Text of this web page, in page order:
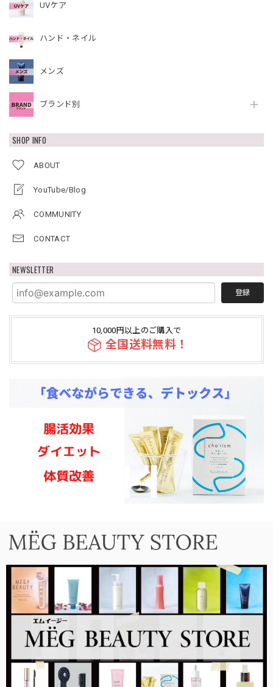
UVケア
ハンド・ネイル
メンズ
ブランド別
SHOP INFO
ABOUT
YouTube/Blog
COMMUNITY
CONTACT
NEWSLETTER
登録
10,000円以上のご購入で
全国送料無料！